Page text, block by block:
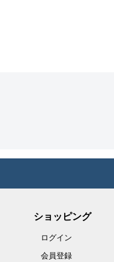
ショッピング
ログイン
会員登録